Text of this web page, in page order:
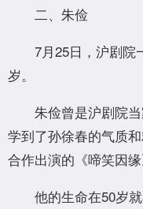
二、朱俭
7月25日，沪剧院
岁。
朱俭曾是沪剧院
学到了孙徐春的气质
合作出演的《啼笑因
他的生命在50岁